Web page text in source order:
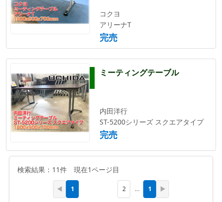
コクヨ
アリーナT
完売
ミーティングテーブル
内田洋行
ST-5200シリーズ スクエアタイプ
完売
検索結果：11件 現在1ページ目
◀ 1 2 … 1 ▶